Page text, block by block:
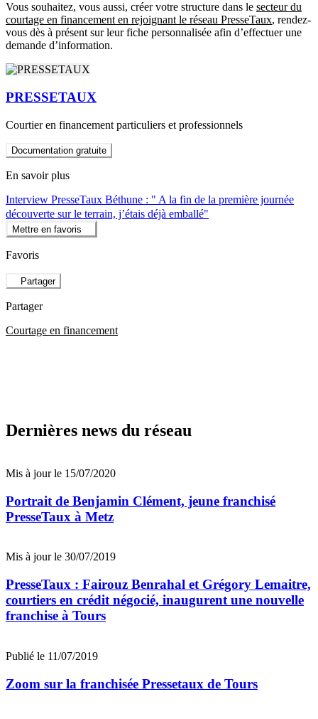
Vous souhaitez, vous aussi, créer votre structure dans le secteur du
courtage en financement en rejoignant le réseau PresseTaux, rendez-
vous dès à présent sur leur fiche personnalisée afin d’effectuer une
demande d’information.
PRESSETAUX
Courtier en financement particuliers et professionnels
Documentation gratuite
En savoir plus
Interview PresseTaux Béthune : " A la fin de la première journée
découverte sur le terrain, j’étais déjà emballé"
Mettre en favoris
Favoris
Partager
Partager
Courtage en financement
Dernières news du réseau
Mis à jour le 15/07/2020
Portrait de Benjamin Clément, jeune franchisé
PresseTaux à Metz
Mis à jour le 30/07/2019
PresseTaux : Fairouz Benrahal et Grégory Lemaitre,
courtiers en crédit négocié, inaugurent une nouvelle
franchise à Tours
Publié le 11/07/2019
Zoom sur la franchisée Pressetaux de Tours